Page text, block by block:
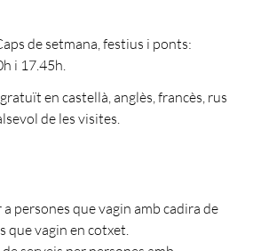
de setmana, festius i ponts:
i 17.45h.
en castellà, anglès, francès, rus
de les visites.
a persones que vagin amb cadira de
que vagin en cotxet.